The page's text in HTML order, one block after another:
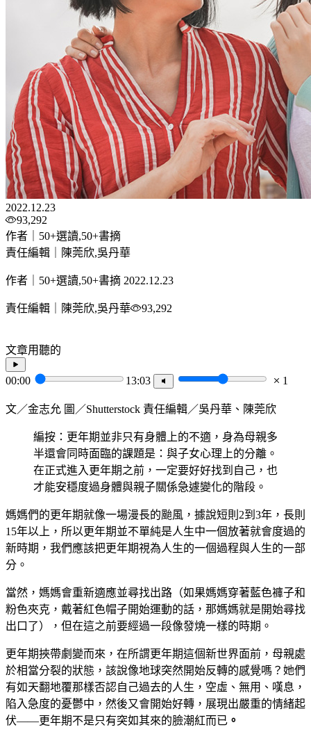
2022.12.23
93,292
作者｜50+選讀,50+書摘
責任編輯｜陳莞欣,吳丹華
作者｜50+選讀,50+書摘 2022.12.23
責任編輯｜陳莞欣,吳丹華 93,292
文章用聽的
00:00 13:03 1
文／金志允 圖／Shutterstock 責任編輯／吳丹華、陳莞欣
編按：更年期並非只有身體上的不適，身為母親多
半還會同時面臨的課題是：與子女心理上的分離。
在正式進入更年期之前，一定要好好找到自己，也
才能安穩度過身體與親子關係急遽變化的階段。
媽媽們的更年期就像一場漫長的颱風，據說短則2到3年，長則
15年以上，所以更年期並不單純是人生中一個放著就會度過的
新時期，我們應該把更年期視為人生的一個過程與人生的一部
分。
當然，媽媽會重新適應並尋找出路（如果媽媽穿著藍色褲子和
粉色夾克，戴著紅色帽子開始運動的話，那媽媽就是開始尋找
出口了），但在這之前要經過一段像發燒一樣的時期。
更年期挾帶劇變而來，在所謂更年期這個新世界面前，母親處
於相當分裂的狀態，該說像地球突然開始反轉的感覺嗎？她們
有如天翻地覆那樣否認自己過去的人生，空虛、無用、嘆息，
陷入急度的憂鬱中，然後又會開始好轉，展現出嚴重的情緒起
伏――更年期不是只有突如其來的臉潮紅而已 。